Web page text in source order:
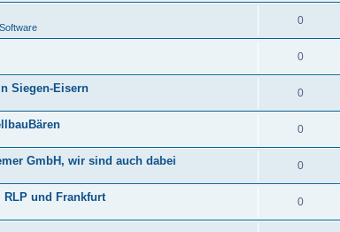
0
0
Siegen-Eisern 0
0
GmbH, wir sind auch dabei 0
RLP und Frankfurt 0